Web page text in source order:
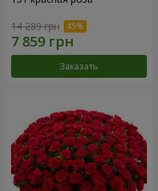
14 289 грн
Заказать